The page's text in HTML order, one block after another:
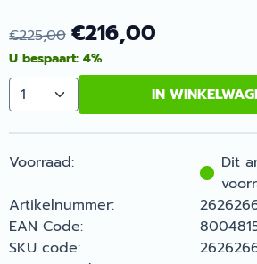
€225,00 €216,00
U bespaart: 4%
Aantal IN
Voorraad:
Dit
Artikelnummer:
EAN Code:
SKU code: